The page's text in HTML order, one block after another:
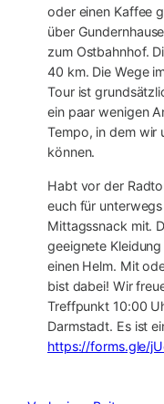
oder einen Kaffee
über
zum Ostbahnhof.
40 km. Die Wege
Tour ist
ein paar wenigen
Tempo, in dem wir
können.
Habt vor der
euch für
Mittagssnack mit.
geeignete
einen Helm. Mit
bist dabei! Wir
Treffpunkt 10:00
Darmstadt. Es ist
https://forms.gle/